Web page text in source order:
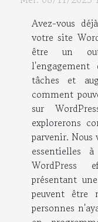
Avez-vous
votre site
être un
l'engagement
tâches et
comment
sur
explorerons
parvenir. Nous
essentielles
WordPress
présentant
peuvent être
personnes